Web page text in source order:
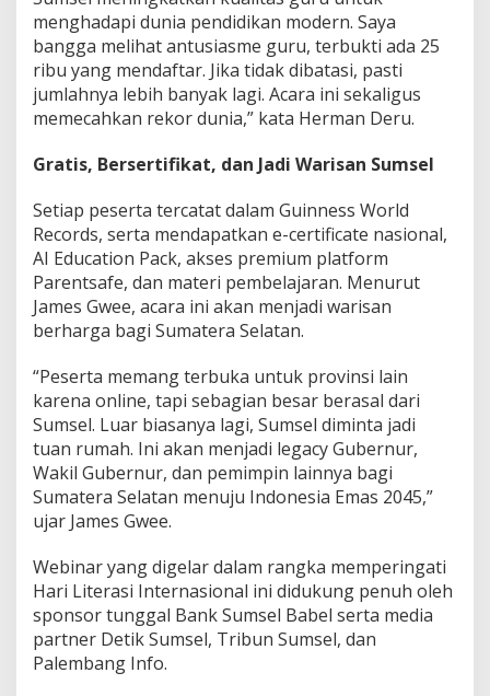
menghadapi dunia pendidikan modern. Saya
bangga melihat antusiasme guru, terbukti ada 25
ribu yang mendaftar. Jika tidak dibatasi, pasti
jumlahnya lebih banyak lagi. Acara ini sekaligus
memecahkan rekor dunia,” kata Herman Deru.
Gratis, Bersertifikat, dan Jadi Warisan Sumsel
Setiap peserta tercatat dalam Guinness World
Records, serta mendapatkan e-certificate nasional,
AI Education Pack, akses premium platform
Parentsafe, dan materi pembelajaran. Menurut
James Gwee, acara ini akan menjadi warisan
berharga bagi Sumatera Selatan.
“Peserta memang terbuka untuk provinsi lain
karena online, tapi sebagian besar berasal dari
Sumsel. Luar biasanya lagi, Sumsel diminta jadi
tuan rumah. Ini akan menjadi legacy Gubernur,
Wakil Gubernur, dan pemimpin lainnya bagi
Sumatera Selatan menuju Indonesia Emas 2045,”
ujar James Gwee.
Webinar yang digelar dalam rangka memperingati
Hari Literasi Internasional ini didukung penuh oleh
sponsor tunggal Bank Sumsel Babel serta media
partner Detik Sumsel, Tribun Sumsel, dan
Palembang Info.